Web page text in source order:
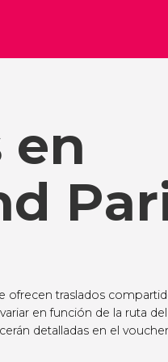
Unido
en
ofrecen traslados
en función de la ruta
detalladas en el